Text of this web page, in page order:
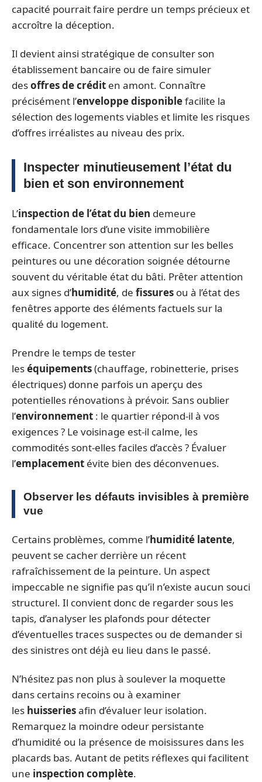
capacité pourrait faire perdre un temps précieux et
accroître la déception.
Il devient ainsi stratégique de consulter son
établissement bancaire ou de faire simuler
desoffres de crédit en amont. Connaître
précisément l’enveloppe disponiblefacilite la
sélection des logements viables et limite les risques
d’offres irréalistes au niveau des prix.
Inspecter minutieusement l’état du
bien et son environnement
L’inspection de l’état du bien demeure
fondamentale lors d’une visite immobilière
efficace. Concentrer son attention sur les belles
peintures ou une décoration soignée détourne
souvent du véritable état du bâti. Prêter attention
aux signes d’humidité, de fissures ou à l’état des
fenêtres apporte des éléments factuels sur la
qualité du logement.
Prendre le temps de tester
leséquipements(chauffage, robinetterie, prises
électriques) donne parfois un aperçu des
potentielles rénovations à prévoir. Sans oublier
l’environnement : le quartier répond-il à vos
exigences ? Le voisinage est-il calme, les
commodités sont-elles faciles d’accès ? Évaluer
l’emplacement évite bien des déconvenues.
Observer les défauts invisibles à première
vue
Certains problèmes, comme l’humidité latente,
peuvent se cacher derrière un récent
rafraîchissement de la peinture. Un aspect
impeccable ne signifie pas qu’il n’existe aucun souci
structurel. Il convient donc de regarder sous les
tapis, d’analyser les plafonds pour détecter
d’éventuelles traces suspectes ou de demander si
des sinistres ont déjà eu lieu dans le passé.
N’hésitez pas non plus à soulever la moquette
dans certains recoins ou à examiner
les huisseriesafin d’évaluer leur isolation.
Remarquez la moindre odeur persistante
d’humidité ou la présence de moisissures dans les
placards bas. Autant de petits réflexes qui facilitent
une inspection complète.